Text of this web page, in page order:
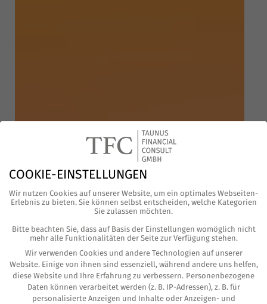
Den Lebens­abend in Dubai ver­brin­gen: Die­sen
Gedan­ken fin­den immer mehr Men­schen span­
nend. Die Regie­rung der Ver­ei­nig­ten Ara­bi­
schen Emi­ra­te hat nun dar­auf reagiert und ein
Visum für den Ruhe­stand ein­ge­führt. Das soll­
ten Inter­es­sier­te wissen.
Dubai ist vie­len Men­schen vor allem als
Urlaubs­pa­ra­dies bekannt. Dabei dient Dubai
COOKIE-EINSTELLUNGEN
Wir nutzen Cookies auf unserer Website, um ein optimales Webseiten-
Erlebnis zu bieten. Sie können selbst entscheiden, welche Kategorien
Sie zulassen möchten.
Bitte beachten Sie, dass auf Basis der Einstellungen womöglich nicht
mehr alle Funktionalitäten der Seite zur Verfügung stehen.
Wir verwenden Cookies und andere Technologien auf unserer
Website. Einige von ihnen sind essenziell, während andere uns helfen,
diese Website und Ihre Erfahrung zu verbessern. Personenbezogene
Daten können verarbeitet werden (z. B. IP-Adressen), z. B. für
personalisierte Anzeigen und Inhalte oder Anzeigen- und